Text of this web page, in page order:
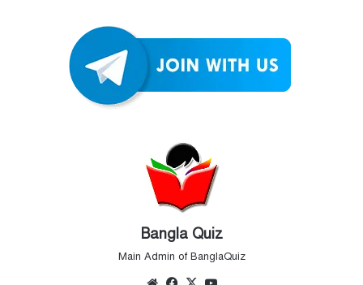
Bangla Quiz
Main Admin of BanglaQuiz